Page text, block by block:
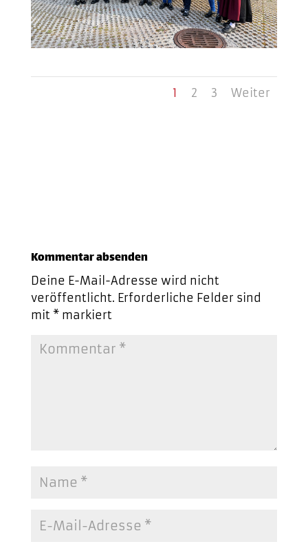
1 2 3 Weiter
Kommentar absenden
Deine E-Mail-Adresse wird nicht
veröffentlicht. Erforderliche Felder sind
mit *markiert